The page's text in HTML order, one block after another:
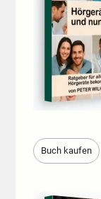
Buch kaufen